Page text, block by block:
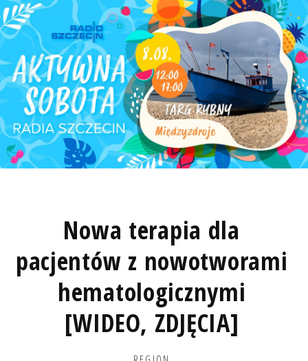
Nowa terapia dla
pacjentów z nowotworami
hematologicznymi
[WIDEO, ZDJĘCIA]